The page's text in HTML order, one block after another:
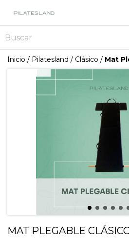
Inicio / Pilatesland / Clásico / Mat
MAT PLEGABLE